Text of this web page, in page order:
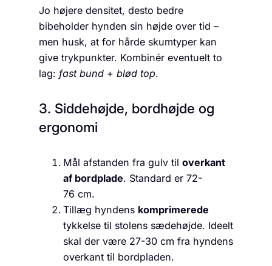
Jo højere densitet, desto bedre
bibeholder hynden sin højde over tid –
men husk, at for hårde skumtyper kan
give trykpunkter. Kombinér eventuelt to
lag: fast bund + blød top.
3. Siddehøjde, bordhøjde og
ergonomi
Mål afstanden fra gulv til overkant
af bordplade. Standard er 72-
76 cm.
Tillæg hyndens komprimerede
tykkelse til stolens sædehøjde. Ideelt
skal der være 27-30 cm fra hyndens
overkant til bordpladen.